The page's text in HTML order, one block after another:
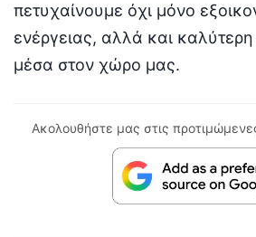
πετυχαίνουμε όχι μόνο
ενέργειας, αλλά και
μέσα στον χώρο μας.
Ακολουθήστε μας στις